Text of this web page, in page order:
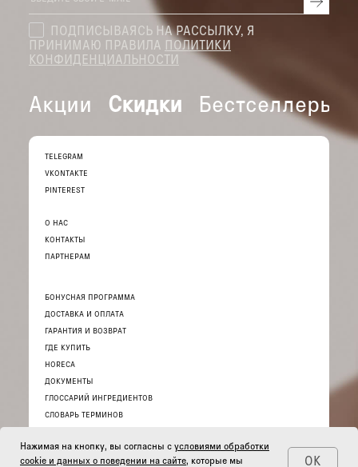
ПОДПИСЫВАЯСЬ НА РАССЫЛКУ, Я
ПРИНИМАЮ ПРАВИЛА ПОЛИТИКИ
КОНФИДЕНЦИАЛЬНОСТИ
Акции Скидки Бестселлеры
TELEGRAM
VKONTAKTE
PINTEREST
О НАС
КОНТАКТЫ
ПАРТНЕРАМ
БОНУСНАЯ ПРОГРАММА
ДОСТАВКА И ОПЛАТА
ГАРАНТИЯ И ВОЗВРАТ
ГДЕ КУПИТЬ
HORECA
ДОКУМЕНТЫ
ГЛОССАРИЙ ИНГРЕДИЕНТОВ
СЛОВАРЬ ТЕРМИНОВ
Нажимая на кнопку, вы согласны с условиями обработки
cookie и данных о поведении на сайте, которые мы ОК